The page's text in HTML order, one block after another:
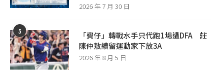
2026 年 7 月 30 日
5
「費仔」轉戰水手只代跑1場遭DFA 莊
陳仲敖續留運動家下放3A
2026 年 8 月 5 日